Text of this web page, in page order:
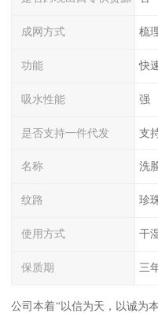
成网方式 梳
功能 快
吸水性能 强
是否支持一件代发 支
名称 洗
纹路 珍
使用方式 干
保质期 三
公司本着“以信为天，以诚为